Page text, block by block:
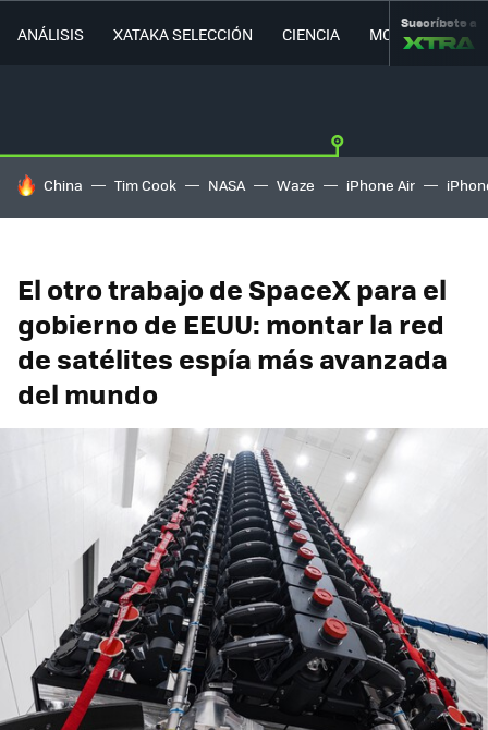
ANÁLISIS XATAKA SELECCIÓN CIENCIA MOVILIDAD
Suscríbete a
HOY SE HABLA DE
China Tim Cook NASA Waze iPhone Air
El otro trabajo de SpaceX para el
gobierno de EEUU: montar la red
de satélites espía más avanzada
del mundo